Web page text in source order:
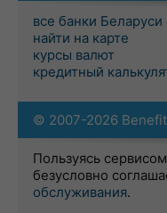
все банки Беларуси
найти на карте
курсы валют
кредитный
© 2007-2026
Пользуясь
безусловно
обслуживания.